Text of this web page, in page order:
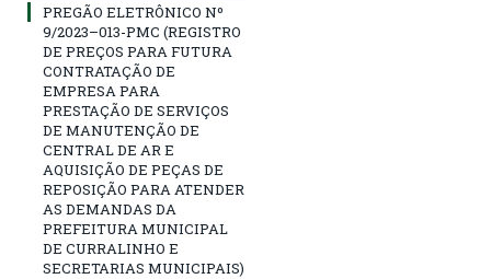
PREGÃO ELETRÔNICO Nº
9/2023–013-PMC (REGISTRO
DE PREÇOS PARA FUTURA
CONTRATAÇÃO DE
EMPRESA PARA
PRESTAÇÃO DE SERVIÇOS
DE MANUTENÇÃO DE
CENTRAL DE AR E
AQUISIÇÃO DE PEÇAS DE
REPOSIÇÃO PARA ATENDER
AS DEMANDAS DA
PREFEITURA MUNICIPAL
DE CURRALINHO E
SECRETARIAS MUNICIPAIS)